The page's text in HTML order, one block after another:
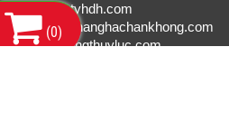
www.congtyhdh.com
www.thietbinanghachankhong.com
www.bamongthuyluc.com
(0)